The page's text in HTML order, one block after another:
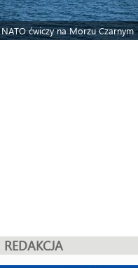
NATO ćwiczy na Morzu Czarnym
REDAKCJA